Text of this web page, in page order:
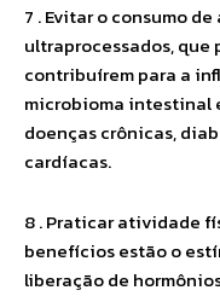
7 . Evitar o consumo
ultraprocessados,
contribuírem para a
microbioma intestinal
doenças crônicas,
cardíacas.
8 . Praticar atividade
benefícios estão o
liberação de